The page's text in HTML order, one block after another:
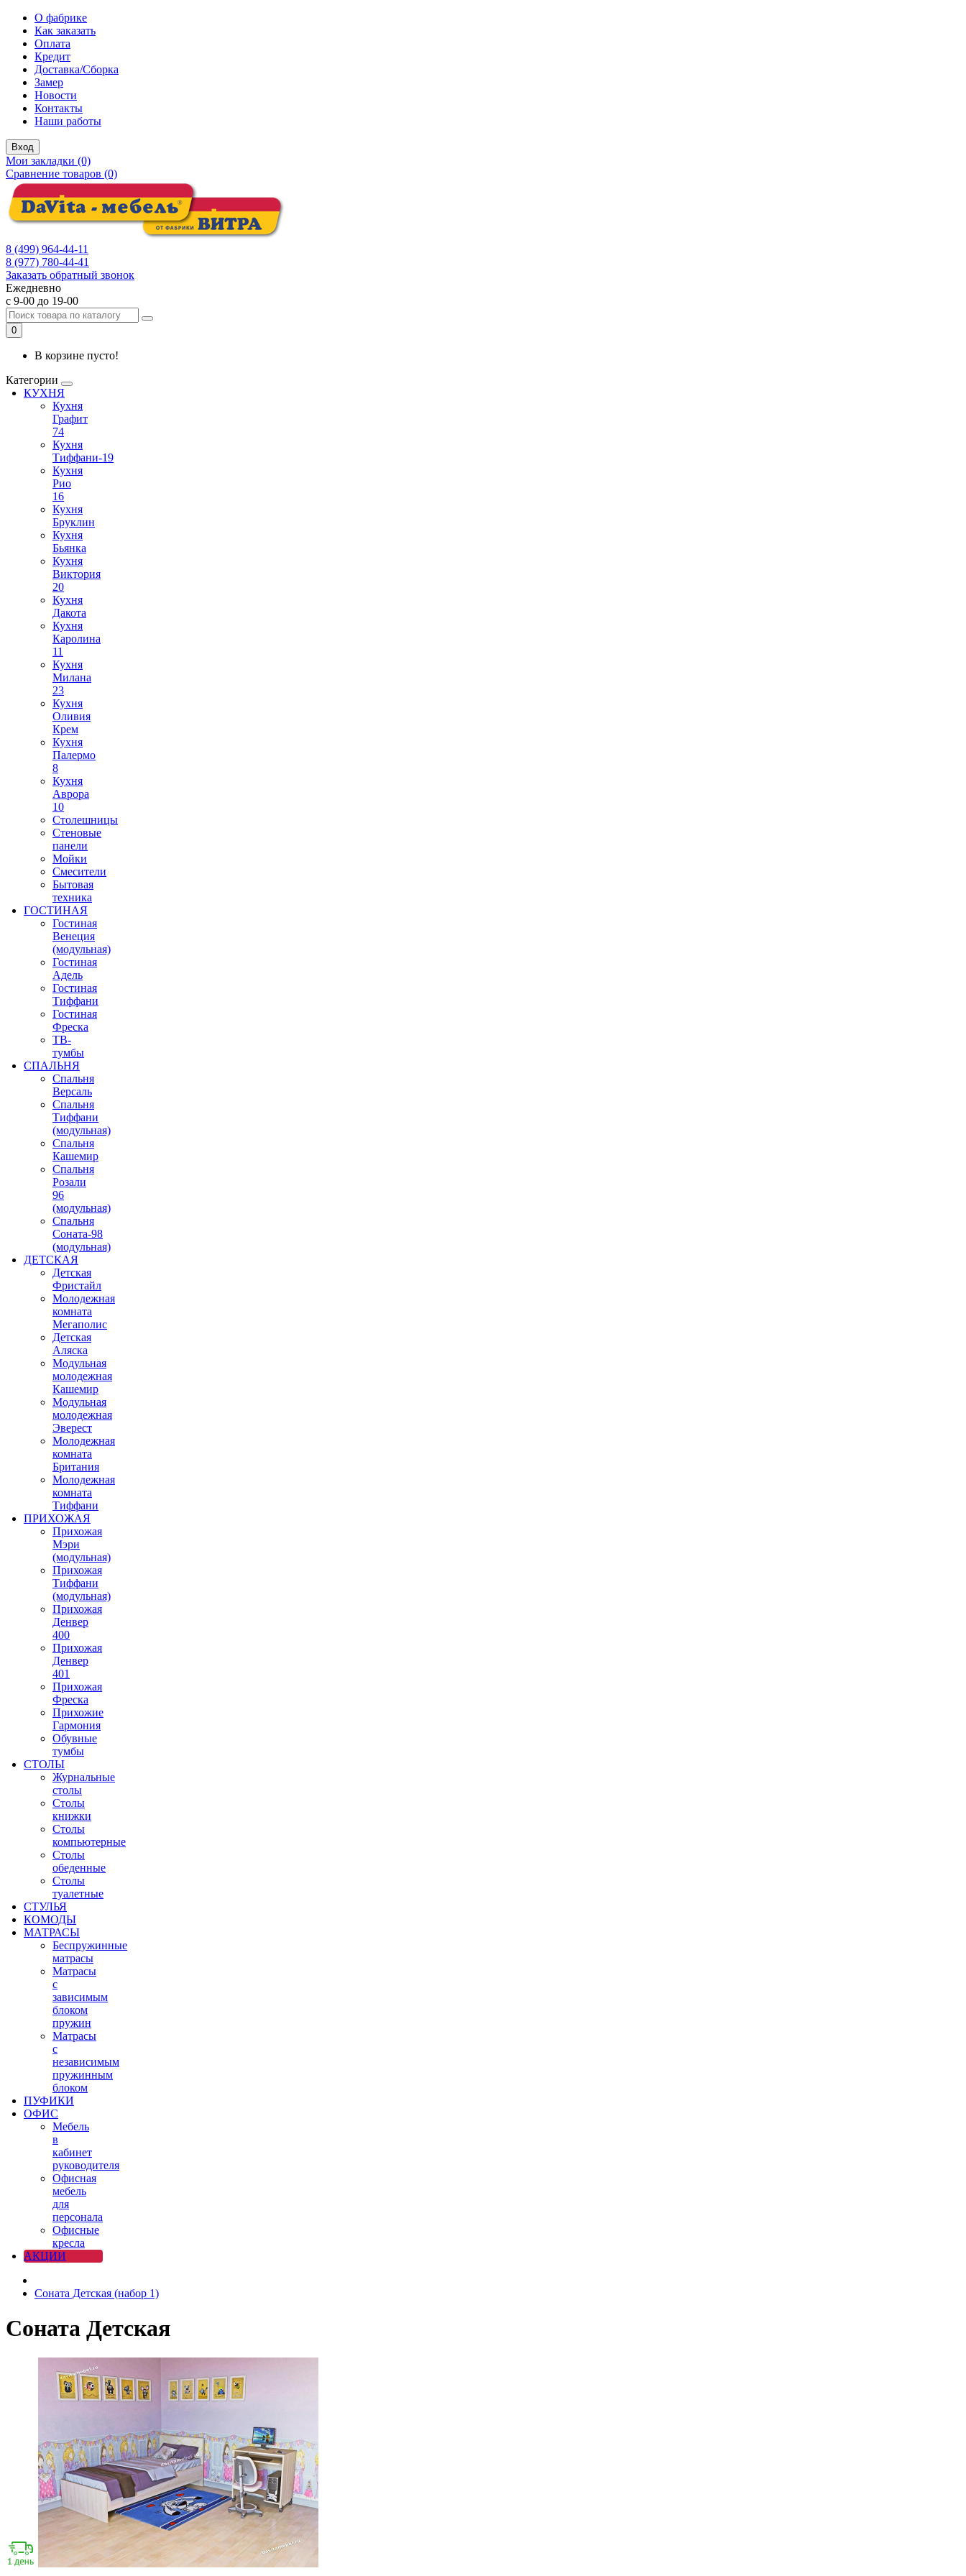
О фабрике
Как заказать
Оплата
Кредит
Доставка/Сборка
Замер
Новости
Контакты
Наши работы
Вход
Мои закладки (0)
Сравнение товаров (0)
8 (499) 964-44-11
8 (977) 780-44-41
Заказать обратный звонок
Ежедневно
с 9-00 до 19-00
0
В корзине пусто!
Категории
КУХНЯ
Кухня
Графит
74
Кухня
Тиффани-19
Кухня
Рио
16
Кухня
Бруклин
Кухня
Бьянка
Кухня
Виктория
20
Кухня
Дакота
Кухня
Каролина
11
Кухня
Милана
23
Кухня
Оливия
Крем
Кухня
Палермо
8
Кухня
Аврора
10
Столешницы
Стеновые
панели
Мойки
Смесители
Бытовая
техника
ГОСТИНАЯ
Гостиная
Венеция
(модульная)
Гостиная
Адель
Гостиная
Тиффани
Гостиная
Фреска
ТВ-
тумбы
СПАЛЬНЯ
Спальня
Версаль
Спальня
Тиффани
(модульная)
Спальня
Кашемир
Спальня
Розали
96
(модульная)
Спальня
Соната-98
(модульная)
ДЕТСКАЯ
Детская
Фристайл
Молодежная
комната
Мегаполис
Детская
Аляска
Модульная
молодежная
Кашемир
Модульная
молодежная
Эверест
Молодежная
комната
Британия
Молодежная
комната
Тиффани
ПРИХОЖАЯ
Прихожая
Мэри
(модульная)
Прихожая
Тиффани
(модульная)
Прихожая
Денвер
400
Прихожая
Денвер
401
Прихожая
Фреска
Прихожие
Гармония
Обувные
тумбы
СТОЛЫ
Журнальные
столы
Столы
книжки
Столы
компьютерные
Столы
обеденные
Столы
туалетные
СТУЛЬЯ
КОМОДЫ
МАТРАСЫ
Беспружинные
матрасы
Матрасы
с
зависимым
блоком
пружин
Матрасы
с
независимым
пружинным
блоком
ПУФИКИ
ОФИС
Мебель
в
кабинет
руководителя
Офисная
мебель
для
персонала
Офисные
кресла
АКЦИИ
Соната Детская (набор 1)
Соната Детская